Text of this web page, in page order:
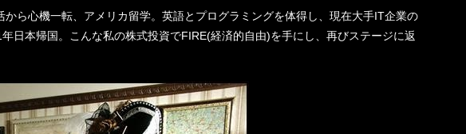
心機一転、アメリカ留学。英語とプログラミングを体得し、現在大手IT企業の
日本帰国。こんな私の株式投資でFIRE(経済的自由)を手にし、再びステージに返